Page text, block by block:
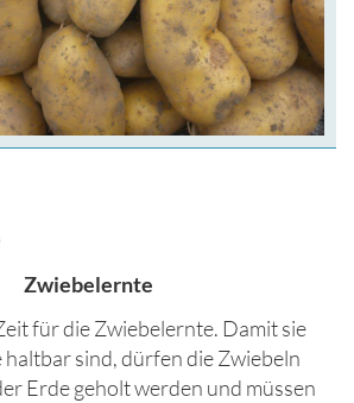
Zwiebelernte
für die Zwiebelernte. Damit sie
sind, dürfen die Zwiebeln
Erde geholt werden und müssen